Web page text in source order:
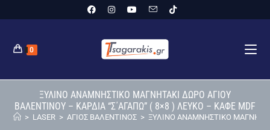
0
ΞΥΛΙΝΟ ΑΝΑΜΝΗΣΤΙΚΟ ΜΑΓΝΗΤΑΚΙ ΔΩΡΟ ΑΓΙΟΥ
ΒΑΛΕΝΤΙΝΟΥ – ΚΑΡΔΙΑ “Σ΄ΑΓΑΠΩ” ( 8×8 ) ΛΕΥΚΟ – ΚΑΦΕ MDF
> LASER > ΑΓΙΟΣ ΒΑΛΕΝΤΙΝΟΣ > ΞΥΛΙΝΟ ΑΝΑΜΝΗΣΤΙΚΟ